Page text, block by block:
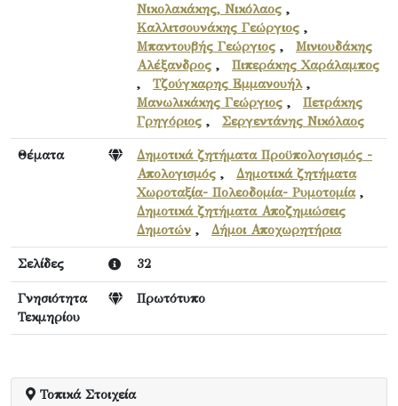
Νικολακάκης, Νικόλαος ,
Καλλιτσουνάκης Γεώργιος ,
Μπαντουβής Γεώργιος , Μινιουδάκης
Αλέξανδρος , Πιπεράκης Χαράλαμπος
, Τζούγκαρης Εμμανουήλ,
Μανωλικάκης Γεώργιος , Πετράκης
Γρηγόριος , Σεργεντάνης Νικόλαος
Θέματα
Δημοτικά ζητήματα Προϋπολογισμός -
Απολογισμός , Δημοτικά ζητήματα
Χωροταξία- Πολεοδομία- Ρυμοτομία,
Δημοτικά ζητήματα Αποζημιώσεις
Δημοτών , Δήμοι Αποχωρητήρια
Σελίδες 32
Γνησιότητα
Τεκμηρίου
Πρωτότυπο
Τοπικά Στοιχεία